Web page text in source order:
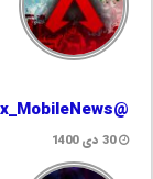
@Apex_MobileNews
30 دی 1400